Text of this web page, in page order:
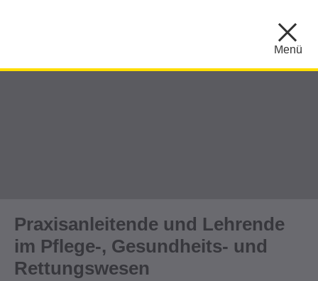
Menü
Praxisanleitende und Lehrende
im Pflege-, Gesundheits- und
Rettungswesen